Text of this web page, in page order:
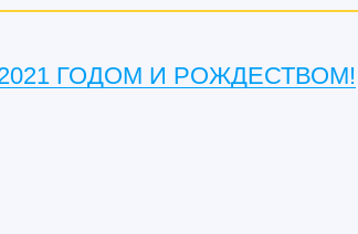
ГОДОМ И РОЖДЕСТВОМ!